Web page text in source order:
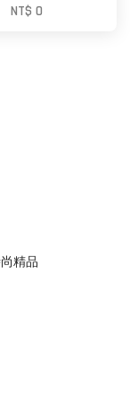
NT$ 0
精品